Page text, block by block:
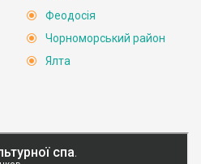
Феодосія
Чорноморський район
Ялта